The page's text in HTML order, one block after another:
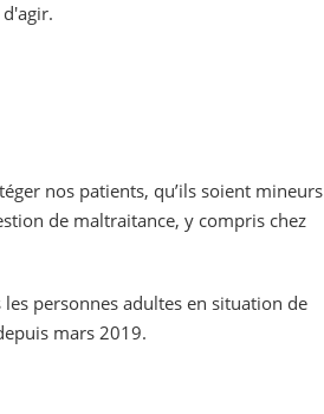
nos patients, qu’ils soient mineurs
de maltraitance, y compris chez
personnes adultes en situation de
mars 2019.